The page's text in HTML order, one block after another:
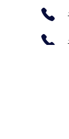
do
jego